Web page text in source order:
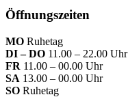
Öffnungszeiten
MO Ruhetag
DI – DO 11.00 – 22.00 Uhr
FR 11.00 – 00.00 Uhr
SA 13.00 – 00.00 Uhr
SO Ruhetag